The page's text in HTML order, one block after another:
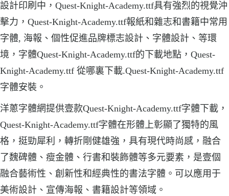
設計印刷中，Quest-Knight-Academy.ttf具有強烈的視覺沖
擊力，Quest-Knight-Academy.ttf報紙和雜志和書籍中常用
字體, 海報、個性促進品牌標志設計、字體設計、等環
境，字體Quest-Knight-Academy.ttf的下載地點，Quest-
Knight-Academy.ttf 從哪裏下載.Quest-Knight-Academy.ttf
字體安裝。
洋蔥字體網提供壹款Quest-Knight-Academy.ttf字體下載，
Quest-Knight-Academy.ttf字體在形體上彰顯了獨特的風
格，挺勁犀利，轉折剛健雄強，具有現代時尚感，融合
了魏碑體、瘦金體、行書和裝飾體等多元要素，是壹個
融合藝術性、創新性和經典性的書法字體。可以應用于
美術設計、宣傳海報、書籍設計等領域。